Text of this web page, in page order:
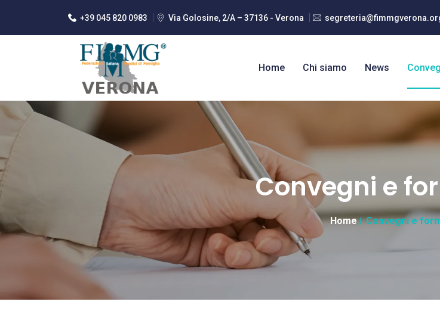
+39 045 820 0983 Via Golosine, 2/A – 37136 - Verona
Home Chi siamo News
Convegni e
Home Convegni e